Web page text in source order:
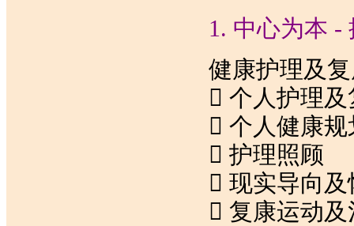
1. 中心为本 -
健康护理及
 个人护理
 个人健康
 护理照顾
 现实导向
 复康运动